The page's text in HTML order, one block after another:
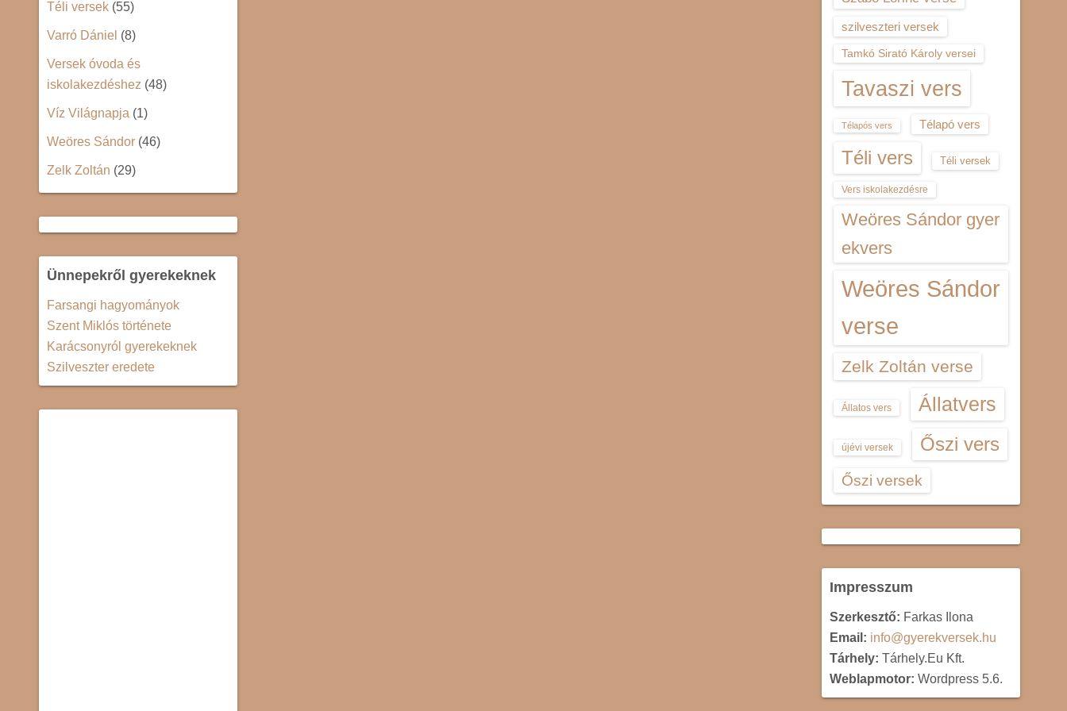
Téli versek (55)
Varró Dániel (8)
Versek óvoda és
iskolakezdéshez (48)
Víz Világnapja (1)
Weöres Sándor (46)
Zelk Zoltán (29)
Ünnepekről gyerekeknek
Farsangi hagyományok
Szent Miklós története
Karácsonyról gyerekeknek
Szilveszter eredete
szilveszteri versek
Tamkó Sirató Károly versei
Tavaszi vers
Télapós vers Télapó vers
Téli vers Téli versek
Vers iskolakezdésre
Weöres Sándor gyer
ekvers
Weöres Sándor
verse
Zelk Zoltán verse
Állatos vers Állatvers
újévi versek Őszi vers
Őszi versek
Impresszum
Szerkesztő: Farkas Ilona
Email: info@gyerekversek.hu
Tárhely: Tárhely.Eu Kft.
Weblapmotor: Wordpress 5.6.